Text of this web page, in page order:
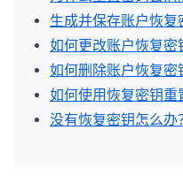
生成并保存账户恢复
如何更改账户恢复密
如何删除账户恢复密
如何使用恢复密钥重
没有恢复密钥怎么办